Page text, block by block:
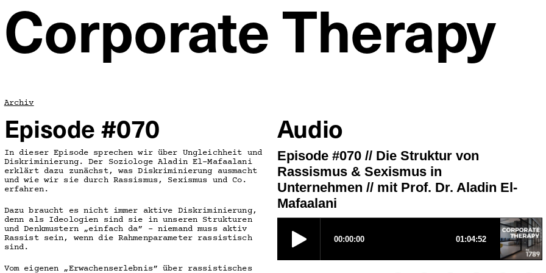
Corporate Therapy
Archiv
Episode #070
In dieser Episode sprechen wir über Ungleichheit und
Diskriminierung. Der Soziologe Aladin El-Mafaalani
erklärt dazu zunächst, was Diskriminierung ausmacht
und wie wir sie durch Rassismus, Sexismus und Co.
erfahren.
Dazu braucht es nicht immer aktive Diskriminierung,
denn als Ideologien sind sie in unseren Strukturen
und Denkmustern „einfach da” – niemand muss aktiv
Rassist sein, wenn die Rahmenparameter rassistisch
sind.
Vom eigenen „Erwachenserlebnis” über rassistisches
Audio
Episode #070 // Die Struktur von
Rassismus & Sexismus in
Unternehmen // mit Prof. Dr. Aladin El-
Mafaalani